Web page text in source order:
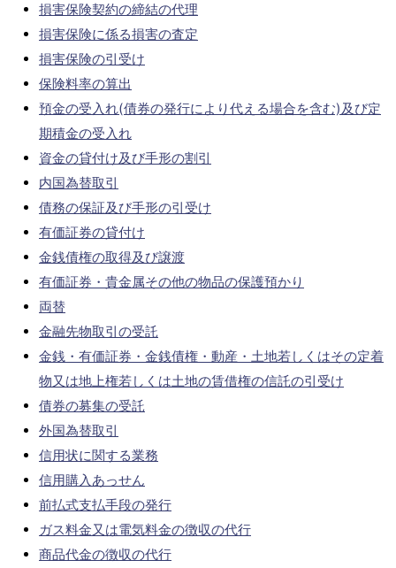
損害保険契約の締結の代理
損害保険に係る損害の査定
損害保険の引受け
保険料率の算出
預金の受入れ(債券の発行により代える場合を含む)及び定
期積金の受入れ
資金の貸付け及び手形の割引
内国為替取引
債務の保証及び手形の引受け
有価証券の貸付け
金銭債権の取得及び譲渡
有価証券・貴金属その他の物品の保護預かり
両替
金融先物取引の受託
金銭・有価証券・金銭債権・動産・土地若しくはその定着
物又は地上権若しくは土地の賃借権の信託の引受け
債券の募集の受託
外国為替取引
信用状に関する業務
信用購入あっせん
前払式支払手段の発行
ガス料金又は電気料金の徴収の代行
商品代金の徴収の代行